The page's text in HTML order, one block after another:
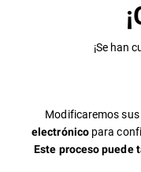
¡Se han
Modificaremos
electrónicopara
Este proceso puede